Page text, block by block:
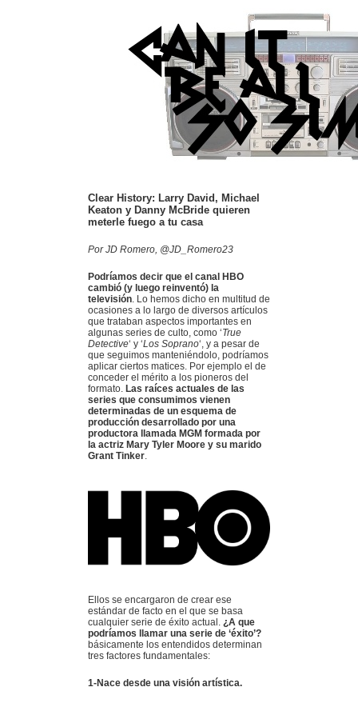
Clear History: Larry David, Michael
Keaton y Danny McBride quieren
meterle fuego a tu casa
Por JD Romero, @JD_Romero23
Podríamos decir que el canal HBO
cambió (y luego reinventó) la
televisión. Lo hemos dicho en multitud de
ocasiones a lo largo de diversos artículos
que trataban aspectos importantes en
algunas series de culto, como ‘True
Detective‘ y ‘Los Soprano‘, y a pesar de
que seguimos manteniéndolo, podríamos
aplicar ciertos matices. Por ejemplo el de
conceder el mérito a los pioneros del
formato. Las raíces actuales de las
series que consumimos vienen
determinadas de un esquema de
producción desarrollado por una
productora llamada MGM formada por
la actriz Mary Tyler Moore y su marido
Grant Tinker.
Ellos se encargaron de crear ese
estándar de facto en el que se basa
cualquier serie de éxito actual. ¿A que
podríamos llamar una serie de ‘éxito’?
básicamente los entendidos determinan
tres factores fundamentales:
1-Nace desde una visión artística.